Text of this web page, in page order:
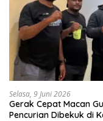
Selasa, 9 Juni 2026
Gerak Cepat Macan
Pencurian Dibekuk di